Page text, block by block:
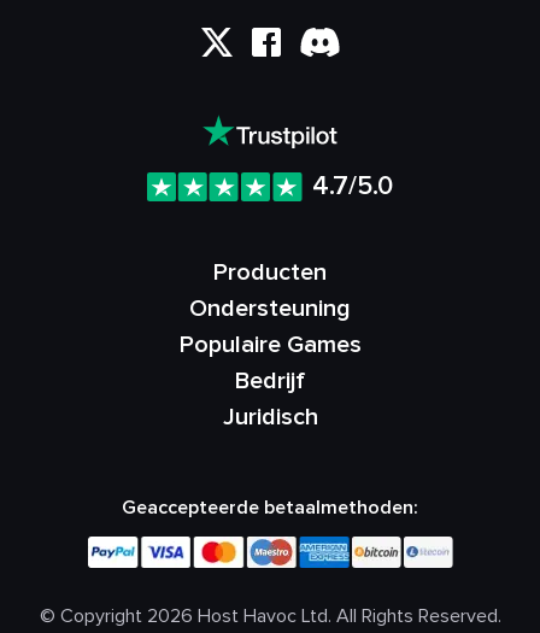
4.7/5.0
Producten
Ondersteuning
Populaire Games
Bedrijf
Juridisch
Geaccepteerde betaalmethoden:
© Copyright 2026 Host Havoc Ltd. All Rights Reserved.